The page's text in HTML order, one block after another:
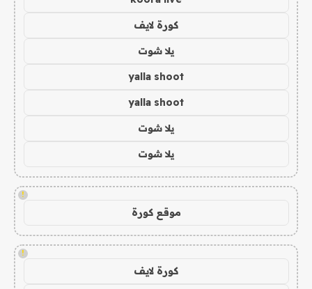
كورة لايف
يلا شوت
yalla shoot
yalla shoot
يلا شوت
يلا شوت
!
موقع كورة
!
كورة لايف